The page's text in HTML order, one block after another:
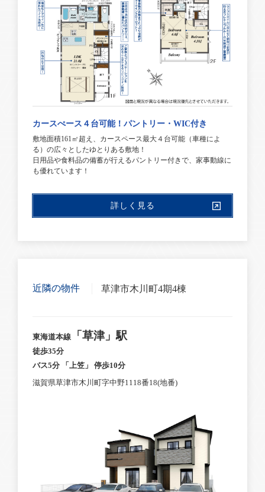
カースぺース４台可能！パントリー・WIC付き
敷地面積161㎡超え、カースペース最大４台可能（車種によ
る）の広々としたゆとりある敷地！
日用品や食料品の備蓄が行えるパントリー付きで、家事動線に
も優れています！
詳しく見る
近隣の物件 草津市木川町4期4棟
東海道本線 「草津」駅
徒歩35分
バス5分 「上笠」 停歩10分
滋賀県草津市木川町字中野1118番18(地番)